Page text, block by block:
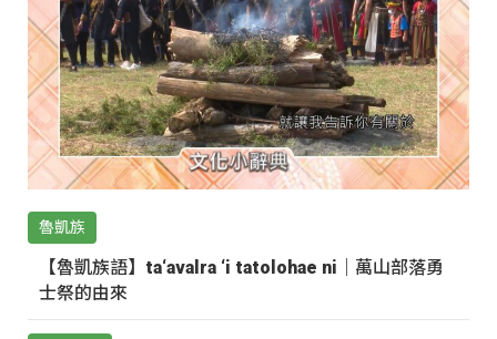
魯凱族
【魯凱族語】ta‘avalra ‘i tatolohae ni｜萬山部落勇
士祭的由來